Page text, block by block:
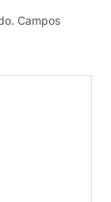
Campos